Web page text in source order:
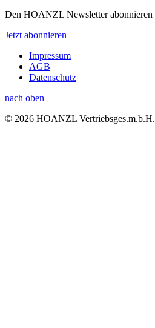
Den HOANZL Newsletter abonnieren
Jetzt abonnieren
Impressum
AGB
Datenschutz
nach oben
© 2026 HOANZL Vertriebsges.m.b.H.